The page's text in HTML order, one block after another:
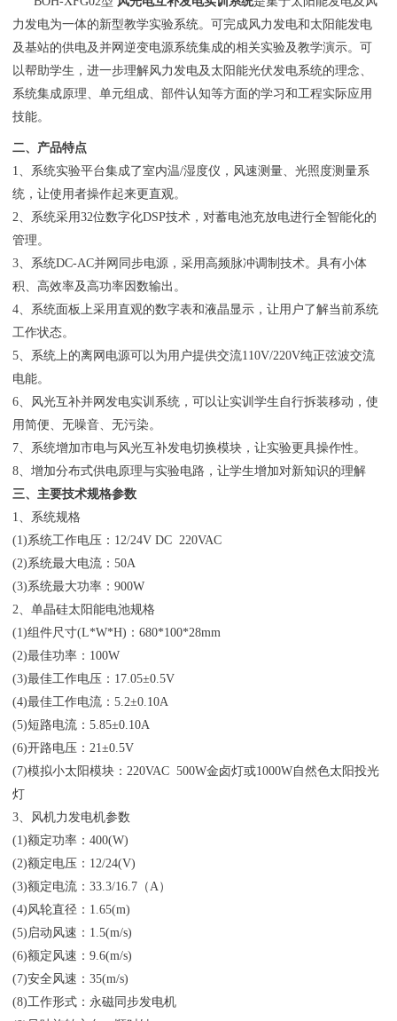
力发电为一体的新型教学实验系统。可完成风力发电和太阳能发电
及基站的供电及并网逆变电源系统集成的相关实验及教学演示。可
以帮助学生，进一步理解风力发电及太阳能光伏发电系统的理念、
系统集成原理、单元组成、部件认知等方面的学习和工程实际应用
技能。
二、产品特点
1、系统实验平台集成了室内温/湿度仪，风速测量、光照度测量系
统，让使用者操作起来更直观。
2、系统采用32位数字化DSP技术，对蓄电池充放电进行全智能化的
管理。
3、系统DC-AC并网同步电源，采用高频脉冲调制技术。具有小体
积、高效率及高功率因数输出。
4、系统面板上采用直观的数字表和液晶显示，让用户了解当前系统
工作状态。
5、系统上的离网电源可以为用户提供交流110V/220V纯正弦波交流
电能。
6、风光互补并网发电实训系统，可以让实训学生自行拆装移动，使
用简便、无噪音、无污染。
7、系统增加市电与风光互补发电切换模块，让实验更具操作性。
8、增加分布式供电原理与实验电路，让学生增加对新知识的理解
三、主要技术规格参数
1、系统规格
(1)系统工作电压：12/24V DC 220VAC
(2)系统最大电流：50A
(3)系统最大功率：900W
2、单晶硅太阳能电池规格
(1)组件尺寸(L*W*H)：680*100*28mm
(2)最佳功率：100W
(3)最佳工作电压：17.05±0.5V
(4)最佳工作电流：5.2±0.10A
(5)短路电流：5.85±0.10A
(6)开路电压：21±0.5V
(7)模拟小太阳模块：220VAC 500W金卤灯或1000W自然色太阳投光
灯
3、风机力发电机参数
(1)额定功率：400(W)
(2)额定电压：12/24(V)
(3)额定电流：33.3/16.7（A）
(4)风轮直径：1.65(m)
(5)启动风速：1.5(m/s)
(6)额定风速：9.6(m/s)
(7)安全风速：35(m/s)
(8)工作形式：永磁同步发电机